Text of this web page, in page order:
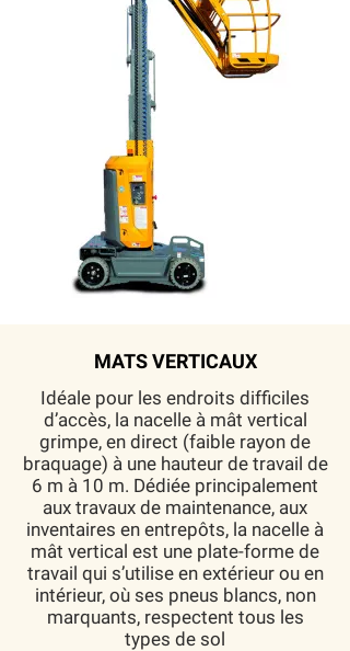
MATS VERTICAUX
Idéale pour les endroits difficiles
d’accès, la nacelle à mât vertical
grimpe, en direct (faible rayon de
braquage) à une hauteur de travail de
6 m à 10 m. Dédiée principalement
aux travaux de maintenance, aux
inventaires en entrepôts, la nacelle à
mât vertical est une plate-forme de
travail qui s’utilise en extérieur ou en
intérieur, où ses pneus blancs, non
marquants, respectent tous les
types de sol